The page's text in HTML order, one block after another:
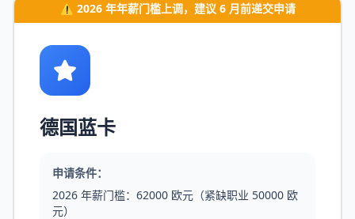
⚠️ 2026 年年薪门槛上调，建议 6 月前递交申请
德国蓝卡
申请条件：
2026 年薪门槛：62000 欧元（紧缺职业 50000 欧
元）